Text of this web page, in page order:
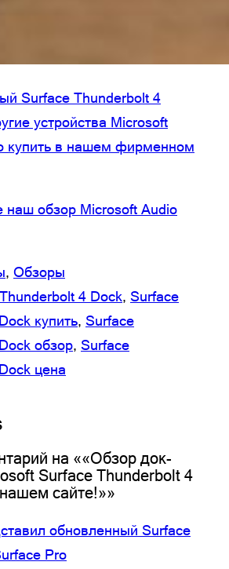
Surface Thunderbolt 4
устройства Microsoft
купить в нашем фирменном
наш обзор Microsoft Audio
, Обзоры
4 Dock, Surface
купить, Surface
обзор, Surface
цена
на ««Обзор док-
Surface Thunderbolt 4
сайте!»»
обновленный Surface
Pro